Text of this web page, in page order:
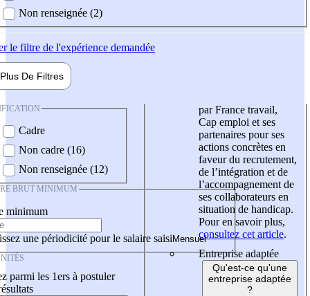
Non renseignée (2)
le filtre de l'expérience demandée
Plus De Filtres
Cadre
Non cadre (16)
Non renseignée (12)
BRUT MINIMUM
minimum
une périodicité pour le salaire saisi
parmi les 1ers à postuler
par France travail,
Cap emploi et ses
partenaires pour ses
actions concrètes en
faveur du recrutement,
de l’intégration et de
l’accompagnement de
ses collaborateurs en
situation de handicap.
Pour en savoir plus,
consultez cet article.
Entreprise adaptée
Qu'est-ce qu'une
entreprise adaptée
?